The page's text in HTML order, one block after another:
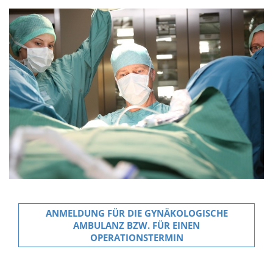
ANMELDUNG FÜR DIE GYNÄKOLOGISCHE
AMBULANZ BZW. FÜR EINEN
OPERATIONSTERMIN